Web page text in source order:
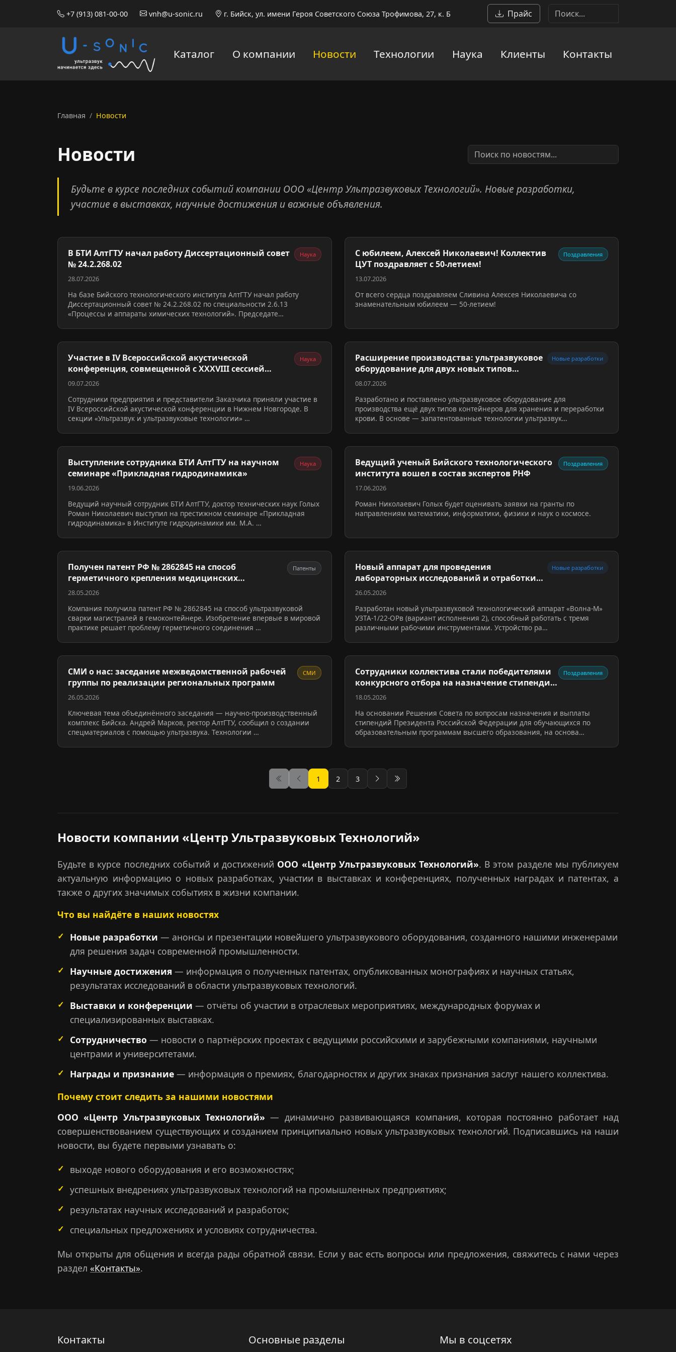
+7 (913) 081-00-00 vnh@u-sonic.ru г. Бийск, ул. имени Героя Советского Союза Трофимова, 27, к. Б Прайс
Каталог О компании Новости Технологии Наука Клиенты Контакты
Главная Новости
Новости
Будьте в курсе последних событий компании ООО «Центр Ультразвуковых Технологий». Новые разработки,
участие в выставках, научные достижения и важные объявления.
В БТИ АлтГТУ начал работу Диссертационный совет
№ 24.2.268.02
Наука
28.07.2026
На базе Бийского технологического института АлтГТУ начал работу
Диссертационный совет № 24.2.268.02 по специальности 2.6.13
«Процессы и аппараты химических технологий». Председате…
С юбилеем, Алексей Николаевич! Коллектив
ЦУТ поздравляет с 50-летием!
Поздравления
13.07.2026
От всего сердца поздравляем Сливина Алексея Николаевича со
знаменательным юбилеем — 50-летием!
Участие в IV Всероссийской акустической
конференция, совмещенной с XXXVIII сессией
Росси…
Наука
09.07.2026
Сотрудники предприятия и представители Заказчика приняли участие в
IV Всероссийской акустической конференции в Нижнем Новгороде. В
секции «Ультразвук и ультразвуковые технологии» …
Расширение производства: ультразвуковое
оборудование для двух новых типов
контейнеров для…
Новые разработки
08.07.2026
Разработано и поставлено ультразвуковое оборудование для
производства ещё двух типов контейнеров для хранения и переработки
крови. В основе — запатентованные технологии ультразвук…
Выступление сотрудника БТИ АлтГТУ на научном
семинаре «Прикладная гидродинамика»
Наука
19.06.2026
Ведущий научный сотрудник БТИ АлтГТУ, доктор технических наук Голых
Роман Николаевич выступил на престижном семинаре «Прикладная
гидродинамика» в Институте гидродинамики им. М.А. …
Ведущий ученый Бийского технологического
института вошел в состав экспертов РНФ
Поздравления
17.06.2026
Роман Николаевич Голых будет оценивать заявки на гранты по
направлениям математики, информатики, физики и наук о космосе.
Получен патент РФ № 2862845 на способ
герметичного крепления медицинских
магистралей в ге…
Патенты
28.05.2026
Компания получила патент РФ № 2862845 на способ ультразвуковой
сварки магистралей в гемоконтейнере. Изобретение впервые в мировой
практике решает проблему герметичного соединения …
Новый аппарат для проведения
лабораторных исследований и отработки
технологий
Новые разработки
26.05.2026
Разработан новый ультразвуковой технологический аппарат «Волна-М»
УЗТА-1/22-ОРв (вариант исполнения 2), способный работать с тремя
различными рабочими инструментами. Устройство ра…
СМИ о нас: заседание межведомственной рабочей
группы по реализации региональных программ
СМИ
26.05.2026
Ключевая тема объединённого заседания — научно-производственный
комплекс Бийска. Андрей Марков, ректор АлтГТУ, сообщил о создании
спецматериалов с помощью ультразвука. Технологии …
Сотрудники коллектива стали победителями
конкурсного отбора на назначение стипендий
Прези…
Поздравления
18.05.2026
На основании Решения Совета по вопросам назначения и выплаты
стипендий Президента Российской Федерации для обучающихся по
образовательным программам высшего образования, на основа…
1 2 3
СледующаяПоследняя
Новости компании «Центр Ультразвуковых Технологий»
Будьте в курсе последних событий и достижений ООО «Центр Ультразвуковых Технологий». В этом разделе мы публикуем
актуальную информацию о новых разработках, участии в выставках и конференциях, полученных наградах и патентах, а
также о других значимых событиях в жизни компании.
Что вы найдёте в наших новостях
Новые разработки — анонсы и презентации новейшего ультразвукового оборудования, созданного нашими инженерами
для решения задач современной промышленности.
Научные достижения — информация о полученных патентах, опубликованных монографиях и научных статьях,
результатах исследований в области ультразвуковых технологий.
Выставки и конференции — отчёты об участии в отраслевых мероприятиях, международных форумах и
специализированных выставках.
Сотрудничество — новости о партнёрских проектах с ведущими российскими и зарубежными компаниями, научными
центрами и университетами.
Награды и признание — информация о премиях, благодарностях и других знаках признания заслуг нашего коллектива.
Почему стоит следить за нашими новостями
ООО «Центр Ультразвуковых Технологий» — динамично развивающаяся компания, которая постоянно работает над
совершенствованием существующих и созданием принципиально новых ультразвуковых технологий. Подписавшись на наши
новости, вы будете первыми узнавать о:
выходе нового оборудования и его возможностях;
успешных внедрениях ультразвуковых технологий на промышленных предприятиях;
результатах научных исследований и разработок;
специальных предложениях и условиях сотрудничества.
Мы открыты для общения и всегда рады обратной связи. Если у вас есть вопросы или предложения, свяжитесь с нами через
раздел «Контакты».
Контакты Основные разделы Мы в соцсетях